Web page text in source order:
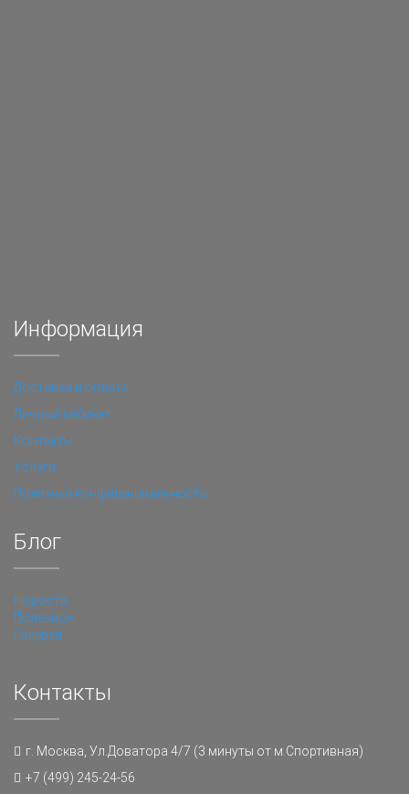
Информация
Доставка и оплата
Личный кабинет
Контакты
Услуги
Политика конфиденциальности
Блог
Новости
Полезное
Галерея
Контакты
г. Москва, Ул.Доватора 4/7 (3 минуты от м.Спортивная)
+7 (499) 245-24-56